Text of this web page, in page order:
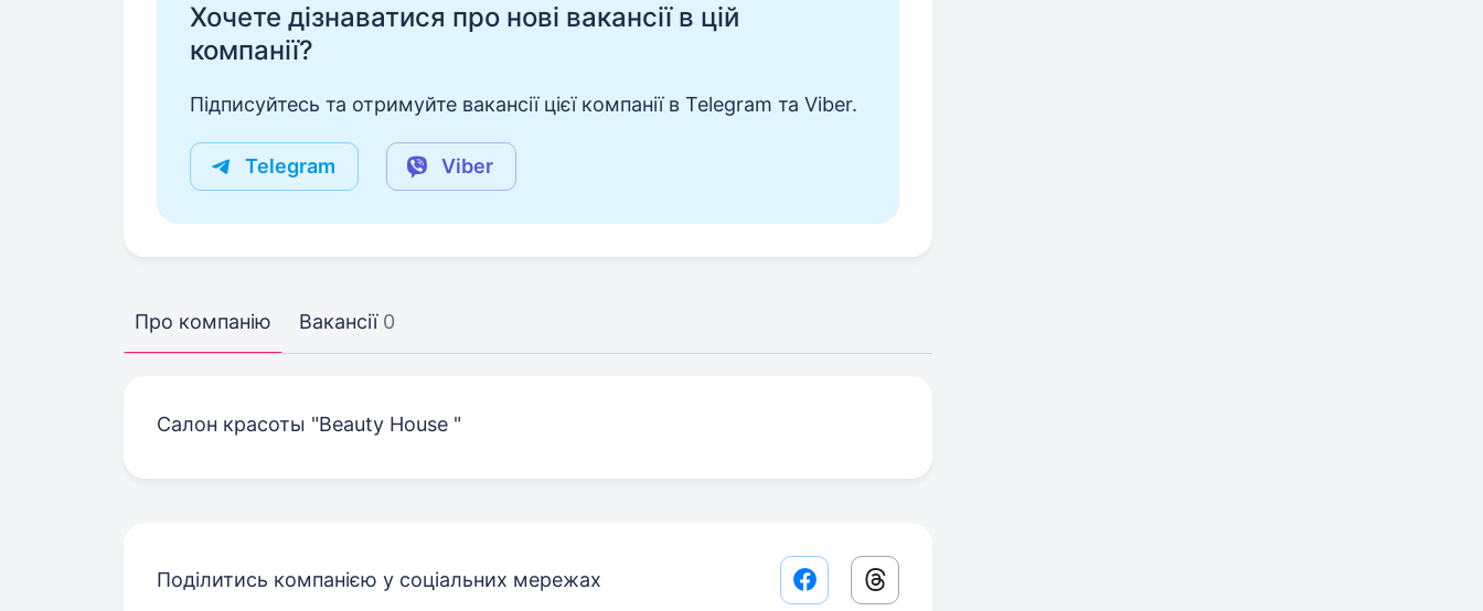
Хочете дізнаватися про нові вакансії в цій
компанії?
Підписуйтесь та отримуйте вакансії цієї компанії в Telegram та Viber.
Telegram Viber
Про компанію Вакансії 0
Салон красоты "Beauty House "
Поділитись компанією у соціальних мережах Facebook share link
Threads share link